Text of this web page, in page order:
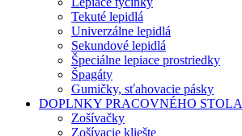
Tekuté lepidlá
Univerzálne lepidlá
Sekundové lepidlá
Špeciálne lepiace prostriedky
Špagáty
Gumičky, sťahovacie pásky
DOPLNKY PRACOVNÉHO STOLA
Zošívačky
Zošívacie kliešte